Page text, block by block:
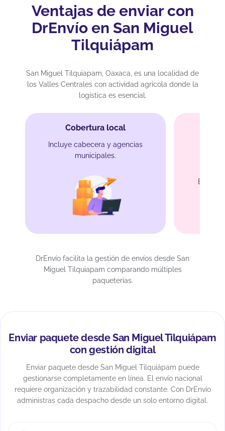
Ventajas de enviar con
DrEnvío en San Miguel
Tilquiápam
San Miguel Tilquiapam, Oaxaca, es una localidad de
los Valles Centrales con actividad agrícola donde la
logística es esencial.
Cobertura local
Incluye cabecera y agencias
municipales.
Enlace
DrEnvío facilita la gestión de envíos desde San
Miguel Tilquiapam comparando múltiples
paqueterías.
Enviar paquete desde San Miguel Tilquiápam
con gestión digital
Enviar paquete desde San Miguel Tilquiápam puede
gestionarse completamente en línea. El envío nacional
requiere organización y trazabilidad constante. Con DrEnvío
administras cada despacho desde un solo entorno digital.